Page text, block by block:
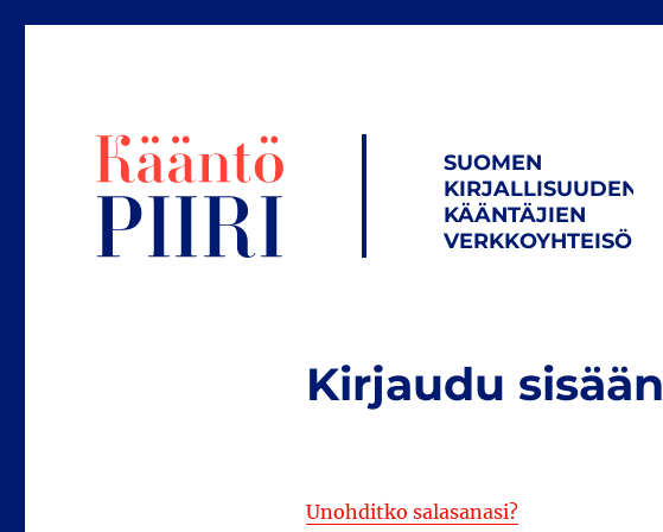
SUOMEN
KIRJALLISUUDEN
KÄÄNTÄJIEN
VERKKOYHTEISÖ
Kirjaudu sisään
Unohditko salasanasi?